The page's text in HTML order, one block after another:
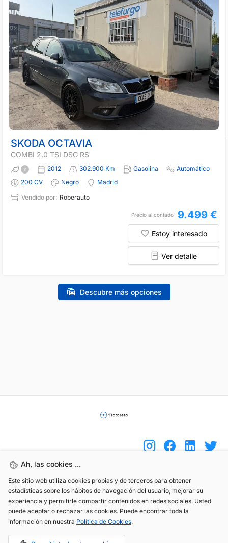
SKODA OCTAVIA
COMBI 2.0 TSI DSG RS
2012 302.900 Km Gasolina
Automático
200 CV
Negro
Madrid
Vendido por: Roberauto
Precio al contado 9.499 €
Estoy interesado
Ver detalle
Descubre más opciones
Ah, las cookies ...
Este sitio web utiliza cookies propias y de terceros para obtener
estadísticas sobre los hábitos de navegación del usuario, mejorar su
experiencia y permitirle compartir contenidos en redes sociales. Usted
puede aceptar o rechazar las cookies. Puede encontrar toda la
información en nuestra Política de Cookies.
(+34) 744 408 070
info@motoreto.com